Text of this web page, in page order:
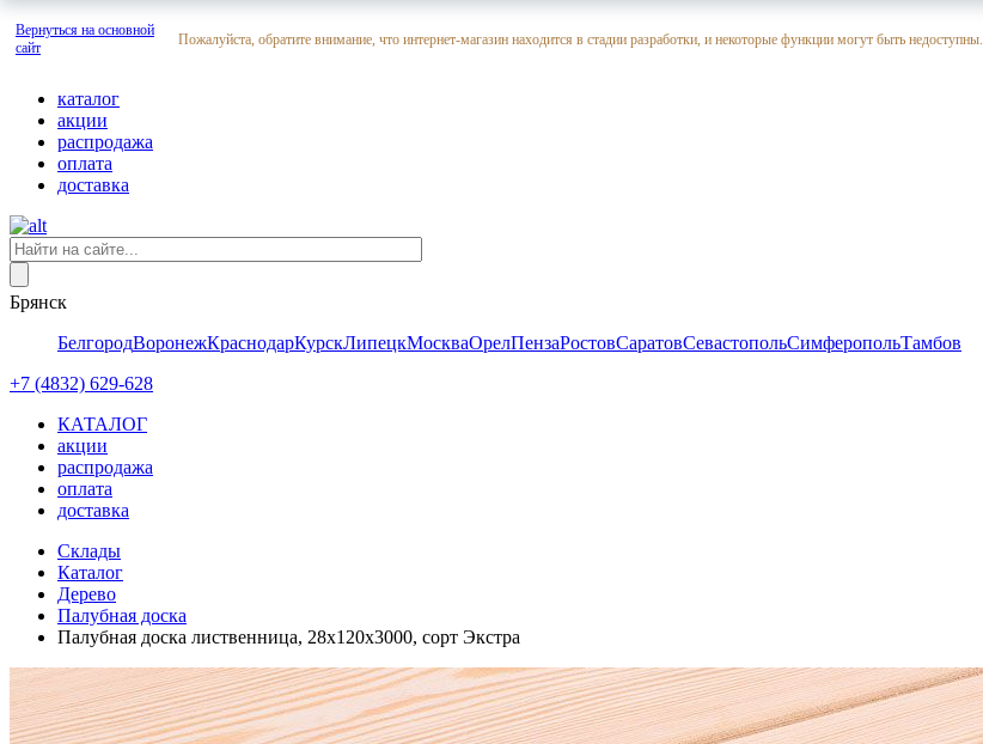
Вернуться на основной
сайт
Пожалуйста, обратите внимание, что интернет-магазин находится в стадии разработки, и некоторые функции могут быть недоступны.
каталог
акции
распродажа
оплата
доставка
Брянск
БелгородВоронежКраснодарКурскЛипецкМоскваОрелПензаРостовСаратовСевастопольСимферопольТамбов
+7 (4832) 629-628
КАТАЛОГ
акции
распродажа
оплата
доставка
Склады
Каталог
Дерево
Палубная доска
Палубная доска лиственница, 28х120х3000, сорт Экстра